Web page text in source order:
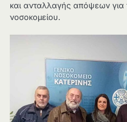
και ανταλλαγής απόψεων για
νοσοκομείου.